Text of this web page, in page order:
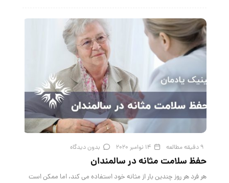
9 دقیقه مطالعه 14 نوامبر 2020 بدون دیدگاه
حفظ سلامت مثانه در سالمندان
هر فرد هر روز چندین بار از مثانه خود استفاده می کند، اما ممکن است